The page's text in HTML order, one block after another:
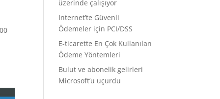
üzerinde çalışıyor
Internet’te Güvenli
Ödemeler için PCI/DSS
E-ticarette En Çok Kullanılan
Ödeme Yöntemleri
Bulut ve abonelik gelirleri
Microsoft’u uçurdu